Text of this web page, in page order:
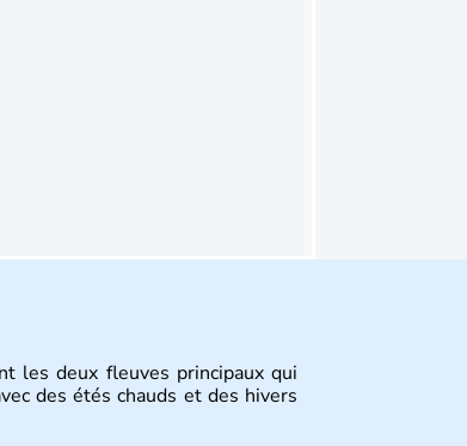
les deux fleuves principaux qui
des étés chauds et des hivers